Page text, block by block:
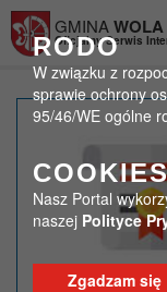
RODO
W związku z
sprawie ochrony
95/46/WE ogólne
Nasz Portal
naszej Polityce
Zgadzam się
GMINA
Oficjalny Serwis
Strona główna >
Harmonogram